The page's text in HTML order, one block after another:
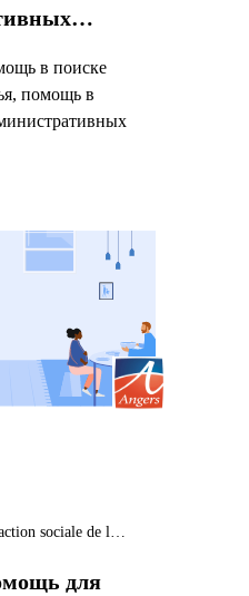
в поиске
помощь в
для
Centre communal d'action sociale de la Ville d'Angers